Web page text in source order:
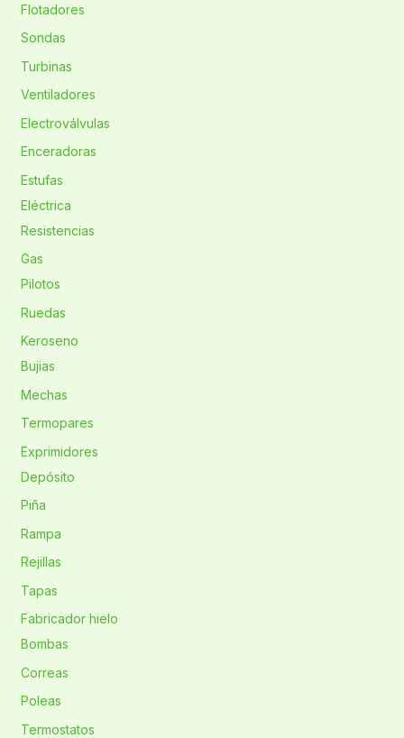
Flotadores
Sondas
Turbinas
Ventiladores
Electroválvulas
Enceradoras
Estufas
Eléctrica
Resistencias
Gas
Pilotos
Ruedas
Keroseno
Bujias
Mechas
Termopares
Exprimidores
Depósito
Piña
Rampa
Rejillas
Tapas
Fabricador hielo
Bombas
Correas
Poleas
Termostatos